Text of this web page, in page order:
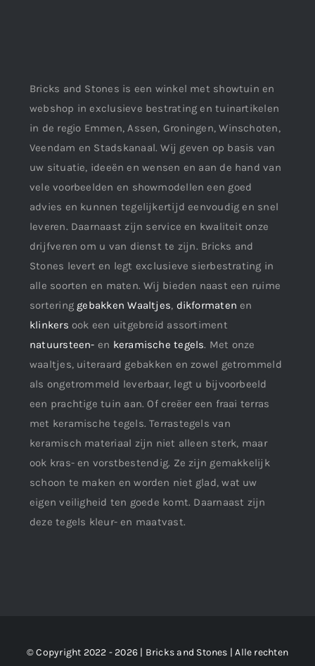
Bricks and Stones is een winkel met showtuin en
webshop in exclusieve bestrating en tuinartikelen
in de regio Emmen, Assen, Groningen, Winschoten,
Veendam en Stadskanaal. Wij geven op basis van
uw situatie, ideeën en wensen en aan de hand van
vele voorbeelden en showmodellen een goed
advies en kunnen tegelijkertijd eenvoudig en snel
leveren. Daarnaast zijn service en kwaliteit onze
drijfveren om u van dienst te zijn. Bricks and
Stones levert en legt exclusieve sierbestrating in
alle soorten en maten. Wij bieden naast een ruime
sortering gebakken Waaltjes, dikformaten en
klinkers ook een uitgebreid assortiment
natuursteen- en keramische tegels. Met onze
waaltjes, uiteraard gebakken en zowel getrommeld
als ongetrommeld leverbaar, legt u bijvoorbeeld
een prachtige tuin aan. Of creëer een fraai terras
met keramische tegels. Terrastegels van
keramisch materiaal zijn niet alleen sterk, maar
ook kras- en vorstbestendig. Ze zijn gemakkelijk
schoon te maken en worden niet glad, wat uw
eigen veiligheid ten goede komt. Daarnaast zijn
deze tegels kleur- en maatvast.
© Copyright 2022 - 2026 | Bricks and Stones | Alle rechten